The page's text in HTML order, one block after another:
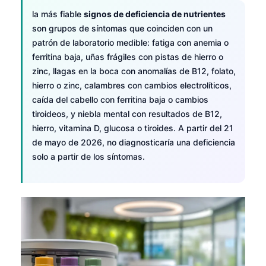
la más fiable signos de deficiencia de nutrientes
son grupos de síntomas que coinciden con un
patrón de laboratorio medible: fatiga con anemia o
ferritina baja, uñas frágiles con pistas de hierro o
zinc, llagas en la boca con anomalías de B12, folato,
hierro o zinc, calambres con cambios electrolíticos,
caída del cabello con ferritina baja o cambios
tiroideos, y niebla mental con resultados de B12,
hierro, vitamina D, glucosa o tiroides. A partir del 21
de mayo de 2026, no diagnosticaría una deficiencia
solo a partir de los síntomas.